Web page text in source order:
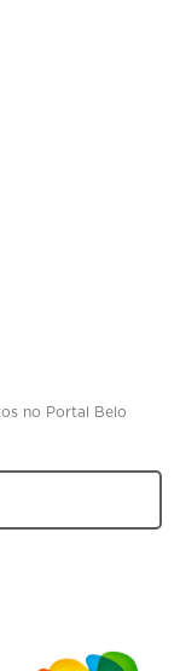
no Portal Belo